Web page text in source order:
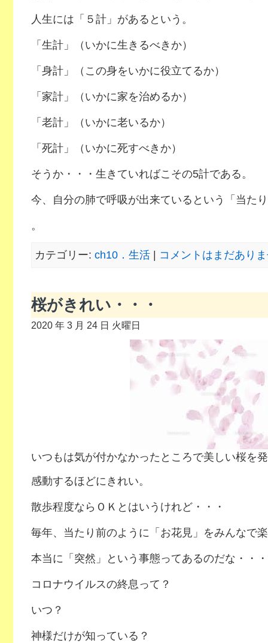
人生には「５計」があるという。
「生計」（いかに生きるべきか）
「身計」（この身をいかに役立てるか）
「家計」（いかに家を治めるか）
「老計」（いかに老いるか）
「死計」（いかに死すべきか）
そうか・・・生きていればこその5計である。
今、自分の肺で呼吸が出来ているという「当た
。
カテゴリー: ch10．生活| コメントはまだあり
桜がきれい・・・
2020 年 3 月 24 日 火曜日
いつもは気が付かなかったところで美しい桜を
感動するほどにきれい。
散歩程度ならＯＫとはいうけれど・・・
毎年、当たり前のように「お花見」をみんなで
本当に「突然」という事態ってあるのだな・・
コロナウイルスの終息って？
いつ？
神様だけが知っている？